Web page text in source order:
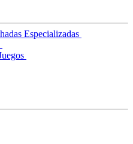
Especializadas